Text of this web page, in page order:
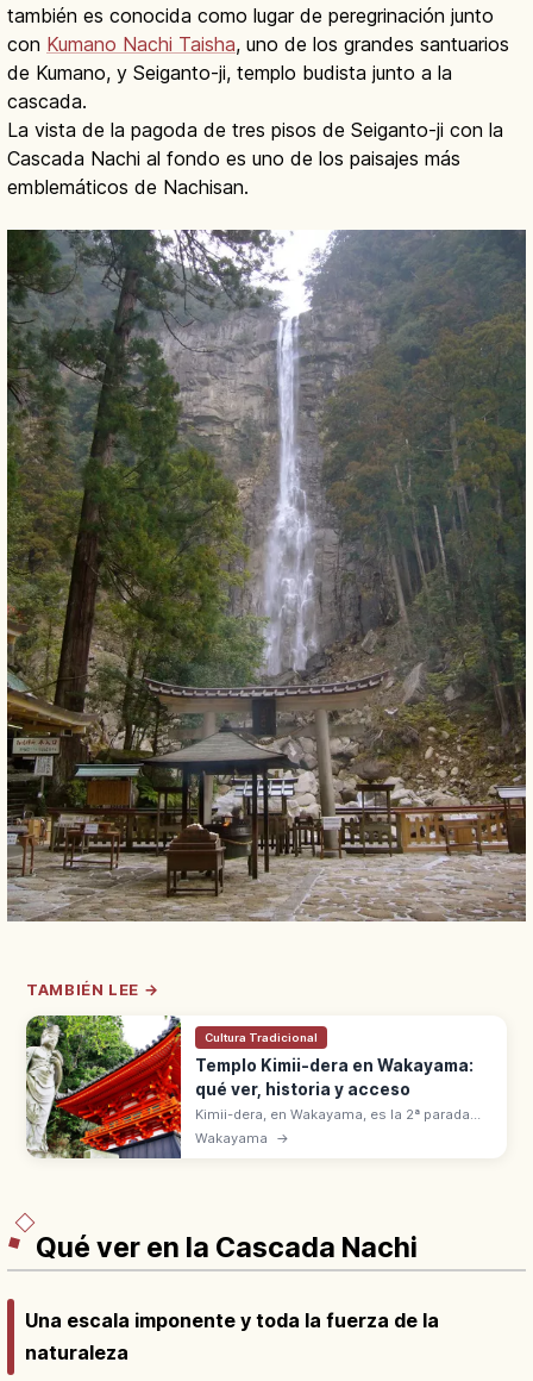
también es conocida como lugar de peregrinación junto
con Kumano Nachi Taisha, uno de los grandes santuarios
de Kumano, y Seiganto-ji, templo budista junto a la
cascada.
La vista de la pagoda de tres pisos de Seiganto-ji con la
Cascada Nachi al fondo es uno de los paisajes más
emblemáticos de Nachisan.
TAMBIÉN LEE →
Cultura Tradicional
Templo Kimii-dera en Wakayama:
qué ver, historia y acceso
Kimii-dera, en Wakayama, es la 2ª parada
del Saigoku. Fundado en 770 por un monje
Tang, con 231 escalones que llevan a vistas
Wakayama →
Qué ver en la Cascada Nachi
Una escala imponente y toda la fuerza de la
naturaleza